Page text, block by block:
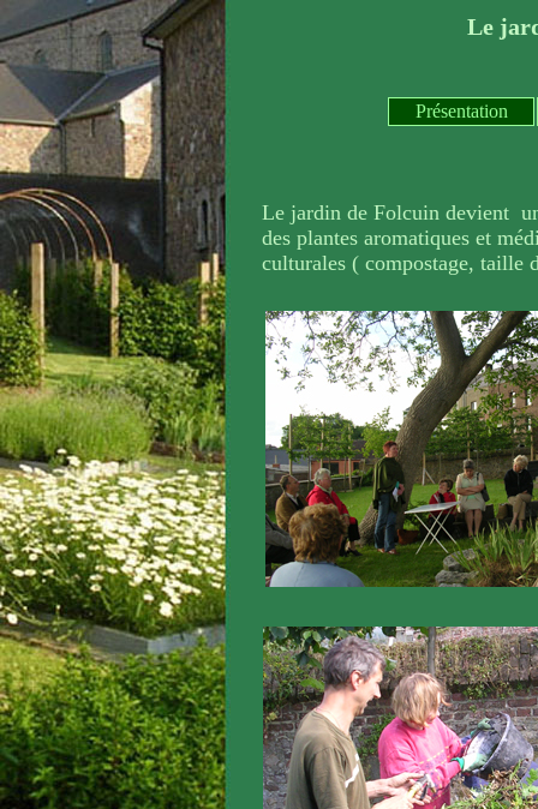
Le
Présentation
Le jardin de Folcuin devient
des plantes aromatiques et
culturales ( compostage, taille